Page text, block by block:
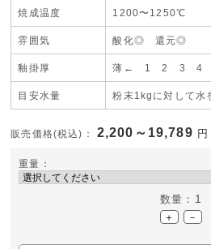
焼成温度 1200〜1250℃
雰囲気 酸化◎ 還元◎
釉掛厚 薄← 12 3 4
目安水量 粉末1kgに対して水
販売価格(税込)： 2,200～19,789 円
重量：
数量： 1
＋ －